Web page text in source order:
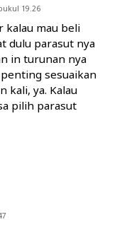
19.26
kalau mau beli
dulu parasut nya
in turunan nya
sesuaikan
kali, ya. Kalau
pilih parasut